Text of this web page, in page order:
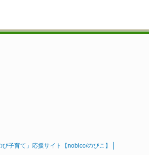
子育て」応援サイト【nobico/のびこ】